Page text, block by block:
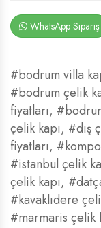
WhatsApp Sipariş
#bodrum villa
#bodrum çelik
fiyatları,
çelik kapı, #dış
fiyatları,
#istanbul çelik
çelik kapı,
#kavaklıdere
#marmaris çelik